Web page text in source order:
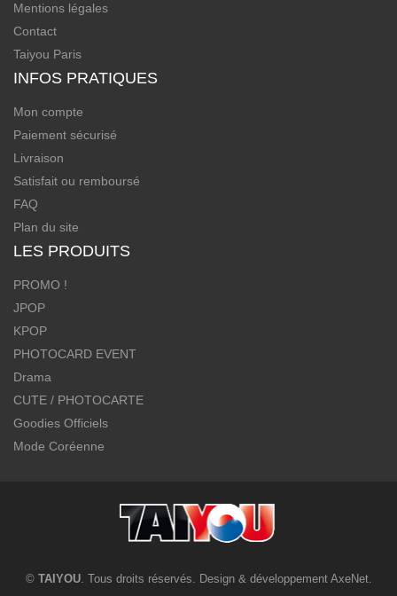
Mentions légales
Contact
Taiyou Paris
INFOS PRATIQUES
Mon compte
Paiement sécurisé
Livraison
Satisfait ou remboursé
FAQ
Plan du site
LES PRODUITS
PROMO !
JPOP
KPOP
PHOTOCARD EVENT
Drama
CUTE / PHOTOCARTE
Goodies Officiels
Mode Coréenne
© TAIYOU. Tous droits réservés. Design & développement AxeNet.